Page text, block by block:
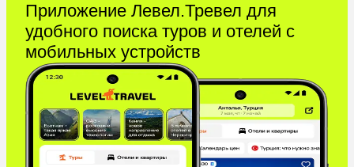
Приложение Левел.Тревел для
удобного поиска туров и отелей с
мобильных устройств